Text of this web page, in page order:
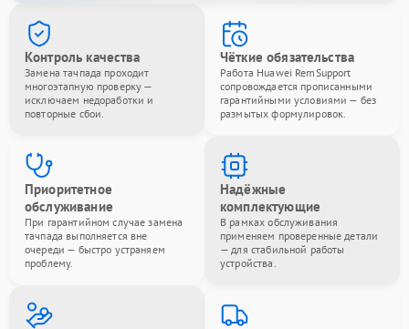
Контроль качества
Замена тачпада проходит
многоэтапную проверку —
исключаем недоработки и
повторные сбои.
Чёткие обязательства
Работа Huawei RemSupport
сопровождается прописанными
гарантийными условиями — без
размытых формулировок.
Приоритетное
обслуживание
При гарантийном случае замена
тачпада выполняется вне
очереди — быстро устраняем
проблему.
Надёжные
комплектующие
В рамках обслуживания
применяем проверенные детали
— для стабильной работы
устройства.